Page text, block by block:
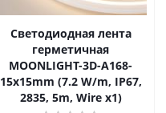
Светодиодная лента
герметичная
MOONLIGHT-3D-A168-
15x15mm (7.2 W/m, IP67,
2835, 5m, Wire x1)